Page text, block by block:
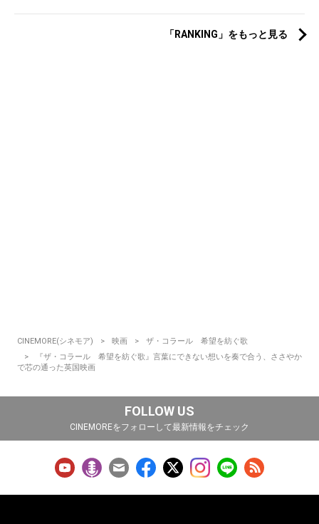
「RANKING」をもっと見る
CINEMORE(シネモア) 映画
ザ・コラール 希望を紡ぐ歌
『ザ・コラール 希望を紡ぐ歌』言葉にできない想いを奏で合う、ささやか
で芯の通った英国映画
FOLLOW US
CINEMOREをフォローして最新情報をチェック